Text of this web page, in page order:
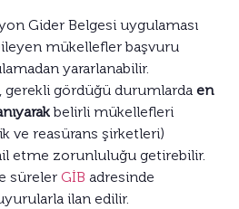
Gider Belgesi uygulaması
mükellefler başvuru
yararlanabilir.
, gerekli gördüğü durumlarda en
belirli mükellefleri
ve reasürans şirketleri)
etme zorunluluğu getirebilir.
süreler GİB adresinde
ilan edilir.